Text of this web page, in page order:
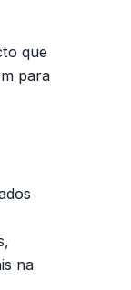
que
para
na